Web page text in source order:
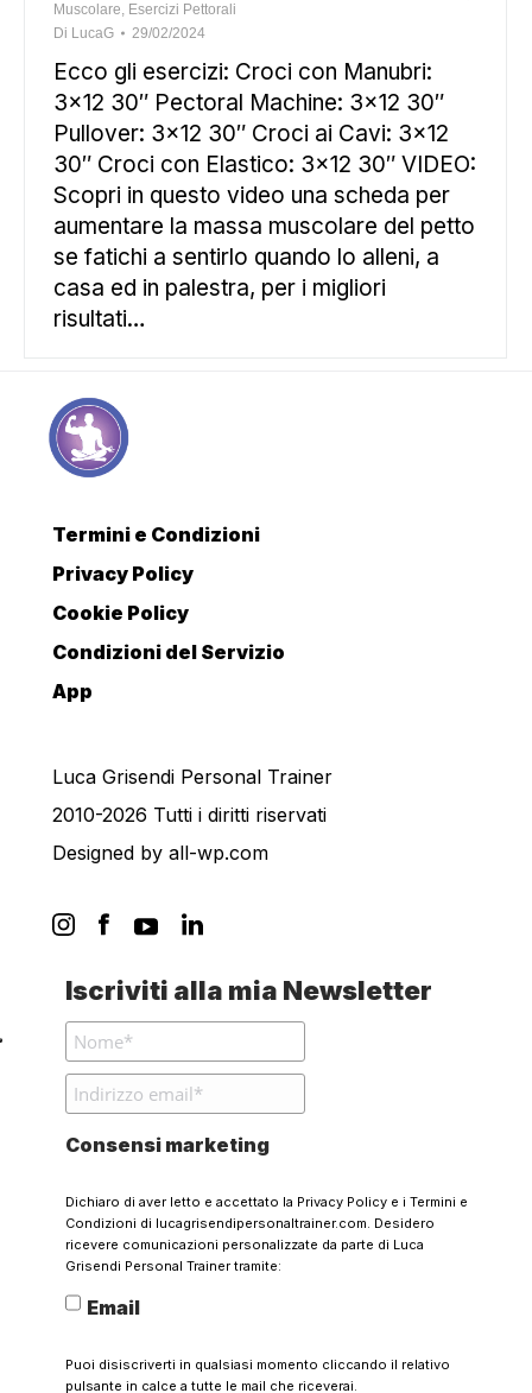
Muscolare, Esercizi Pettorali
Di LucaG 29/02/2024
Ecco gli esercizi: Croci con Manubri:
3×12 30″ Pectoral Machine: 3×12 30″
Pullover: 3×12 30″ Croci ai Cavi: 3×12
30″ Croci con Elastico: 3×12 30″ VIDEO:
Scopri in questo video una scheda per
aumentare la massa muscolare del petto
se fatichi a sentirlo quando lo alleni, a
casa ed in palestra, per i migliori
risultati…
Termini e Condizioni
Privacy Policy
Cookie Policy
Condizioni del Servizio
App
Luca Grisendi Personal Trainer
2010-2026 Tutti i diritti riservati
Designed by all-wp.com
Iscriviti alla mia Newsletter
Consensi marketing
Dichiaro di aver letto e accettato la Privacy Policye i Termini e
Condizioni di lucagrisendipersonaltrainer.com. Desidero
ricevere comunicazioni personalizzate da parte di Luca
Grisendi Personal Trainer tramite:
Email
Puoi disiscriverti in qualsiasi momento cliccando il relativo
pulsante in calce a tutte le mail che riceverai.